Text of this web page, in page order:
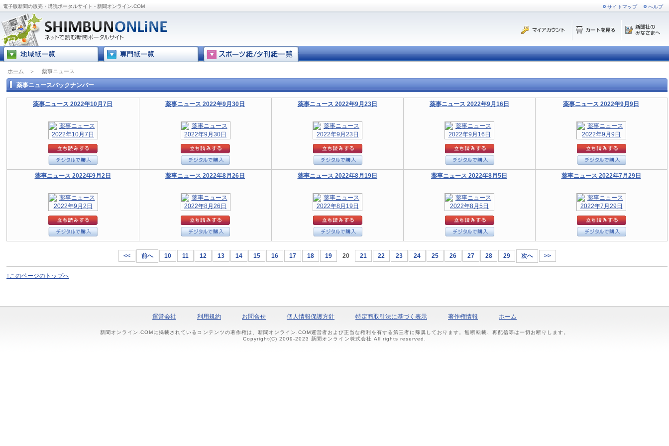
電子版新聞の販売・購読ポータルサイト - 新聞オンライン.COM サイトマップ ヘルプ
ホーム ＞ 薬事ニュース
薬事ニュースバックナンバー
薬事ニュース 2022年10月7日 薬事ニュース 2022年9月30日 薬事ニュース 2022年9月23日 薬事ニュース 2022年9月16日 薬事ニュース 2022年9月9日
薬事ニュース 2022年9月2日 薬事ニュース 2022年8月26日 薬事ニュース 2022年8月19日 薬事ニュース 2022年8月5日 薬事ニュース 2022年7月29日
<< 前へ 10 11 12 13 14 15 16 17 18 19 20 21 22 23 24 25 26 27 28 29 次へ >>
↑このページのトップへ
運営会社 利用規約 お問合せ 個人情報保護方針 特定商取引法に基づく表示 著作権情報 ホーム
新聞オンライン.COMに掲載されているコンテンツの著作権は、新聞オンライン.COM運営者および正当な権利を有する第三者に帰属しております。無断転載、再配信等は一切お断りします。
Copyright(C) 2009-2023 新聞オンライン株式会社 All rights reserved.